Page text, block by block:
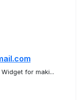
for maki...